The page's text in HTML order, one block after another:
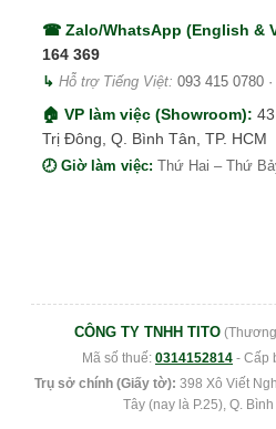
☎ Zalo/WhatsApp (English &
164 369
↳ Hỗ trợ Tiếng Việt: 093 415 0780 ·
🏠 VP làm việc (Showroom):
Trị Đông, Q. Bình Tân, TP. HCM
🕗 Giờ làm việc: Thứ Hai – Thứ
CÔNG TY TNHH TITO
Mã số thuế: 0314152814 - Cấp
Trụ sở chính (Giấy tờ): 398 Xô Viết
Tây (nay là P.25), Q.